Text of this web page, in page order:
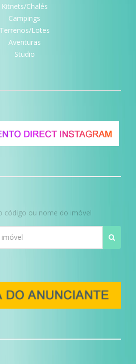
Kitnets/Chalés
Campings
Terrenos/Lotes
Aventuras
Studio
código ou nome do imóvel